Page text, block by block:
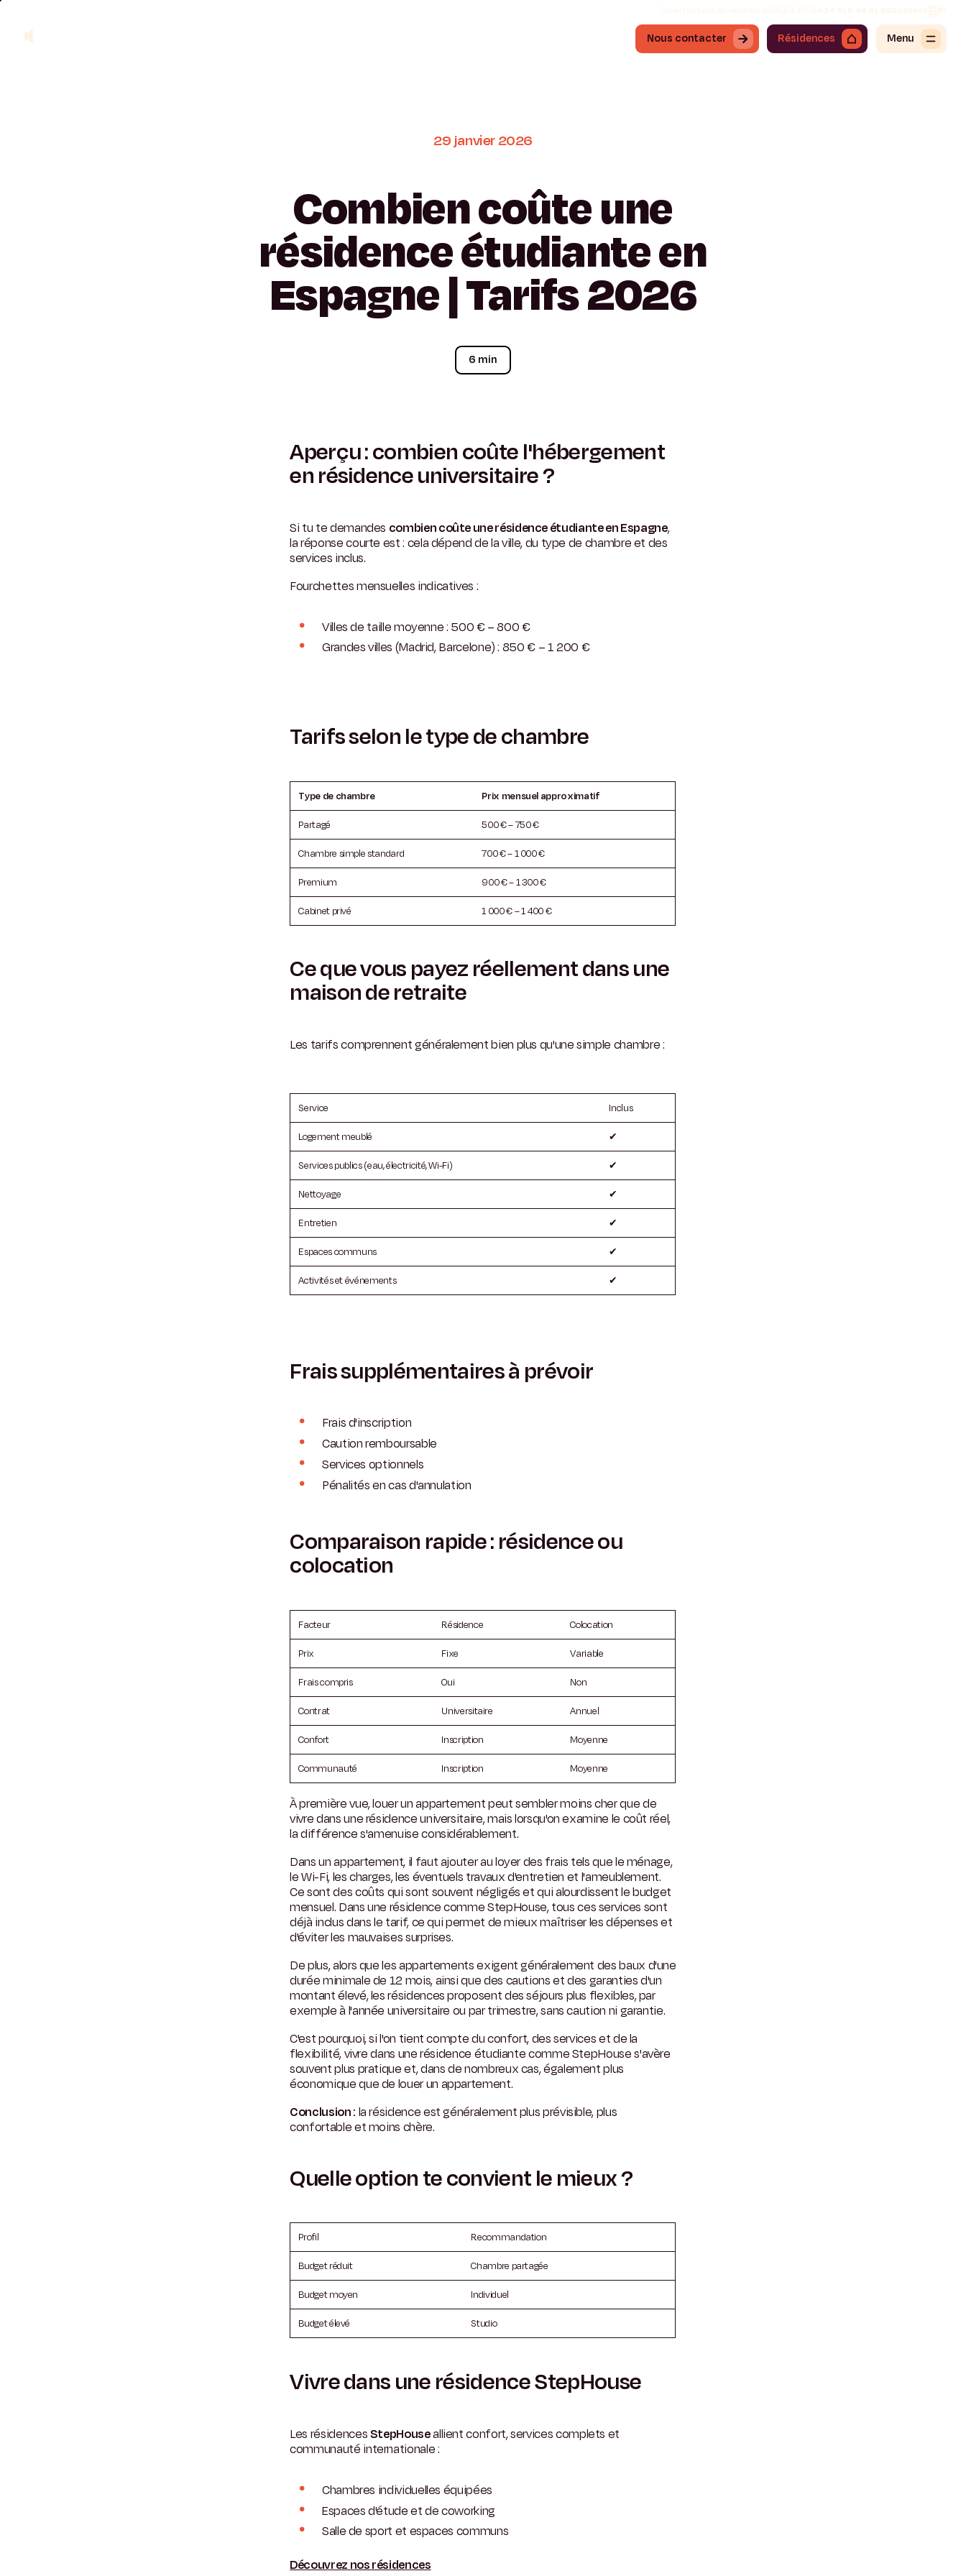
Ouvert du lundi au vendredi de 8h30 à 19h30+34 919 49 91 68Contact Fr
Nous contacter Résidences Menu
29janvier2026
Combiencoûteune
résidenceétudianteen
Espagne|Tarifs2026
6 min
Aperçu : combien coûte l'hébergement
en résidence universitaire ?
Si tu te demandes combien coûte une résidence étudiante en Espagne,
la réponse courte est : cela dépend de la ville, du type de chambre et des
services inclus.
Fourchettes mensuelles indicatives :
Villes de taille moyenne : 500 € – 800 €
Grandes villes (Madrid, Barcelone) : 850 € – 1 200 €
Tarifs selon le type de chambre
Type de chambre Prix mensuel approximatif
Partagé 500 € – 750 €
Chambre simple standard 700 € – 1 000 €
Premium 900 € – 1 300 €
Cabinet privé 1 000 € – 1 400 €
Ce que vous payez réellement dans une
maison de retraite
Les tarifs comprennent généralement bien plus qu'une simple chambre :
Service Inclus
Logement meublé ✔
Services publics (eau, électricité, Wi-Fi) ✔
Nettoyage ✔
Entretien ✔
Espaces communs ✔
Activités et événements ✔
Frais supplémentaires à prévoir
Frais d'inscription
Caution remboursable
Services optionnels
Pénalités en cas d'annulation
Comparaison rapide : résidence ou
colocation
Facteur Résidence Colocation
Prix Fixe Variable
Frais compris Oui Non
Contrat Universitaire Annuel
Confort Inscription Moyenne
Communauté Inscription Moyenne
À première vue, louer un appartement peut sembler moins cher que de
vivre dans une résidence universitaire, mais lorsqu'on examine le coût réel,
la différence s'amenuise considérablement.
Dans un appartement, il faut ajouter au loyer des frais tels que le ménage,
le Wi-Fi, les charges, les éventuels travaux d'entretien et l'ameublement.
Ce sont des coûts qui sont souvent négligés et qui alourdissent le budget
mensuel. Dans une résidence comme StepHouse, tous ces services sont
déjà inclus dans le tarif, ce qui permet de mieux maîtriser les dépenses et
d'éviter les mauvaises surprises.
De plus, alors que les appartements exigent généralement des baux d'une
durée minimale de 12 mois, ainsi que des cautions et des garanties d'un
montant élevé, les résidences proposent des séjours plus flexibles, par
exemple à l'année universitaire ou par trimestre, sans caution ni garantie.
C'est pourquoi, si l'on tient compte du confort, des services et de la
flexibilité, vivre dans une résidence étudiante comme StepHouse s'avère
souvent plus pratique et, dans de nombreux cas, également plus
économique que de louer un appartement.
Conclusion : la résidence est généralement plus prévisible, plus
confortable et moins chère.
Quelle option te convient le mieux ?
Profil Recommandation
Budget réduit Chambre partagée
Budget moyen Individuel
Budget élevé Studio
Vivre dans une résidence StepHouse
Les résidencesStepHouseallient confort, services complets et
communauté internationale :
Chambres individuelles équipées
Espaces d'étude et de coworking
Salle de sport et espaces communs
Découvrez nos résidences